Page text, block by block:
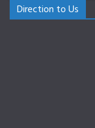
Direction to Us